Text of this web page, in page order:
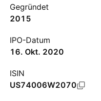
Gegründet
2015
IPO-Datum
16. Okt. 2020
ISIN
US74006W2070